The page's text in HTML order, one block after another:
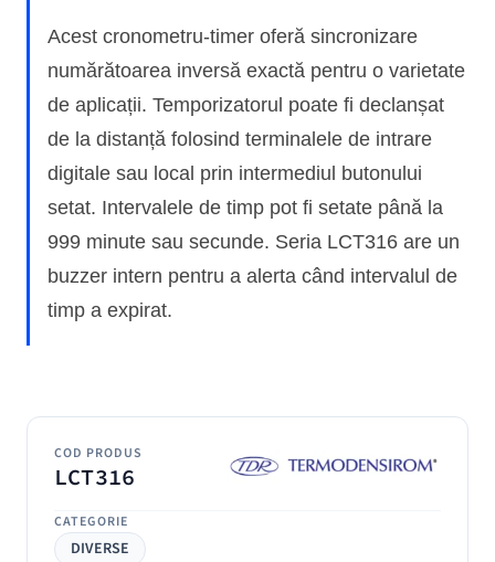
COD PRODUS
LCT316
CATEGORIE
DIVERSE
Acest cronometru-timer oferă sincronizare
numărătoarea inversă exactă pentru o varietate
de aplicații. Temporizatorul poate fi declanșat
de la distanță folosind terminalele de intrare
digitale sau local prin intermediul butonului
setat. Intervalele de timp pot fi setate până la
999 minute sau secunde. Seria LCT316 are un
buzzer intern pentru a alerta când intervalul de
timp a expirat.